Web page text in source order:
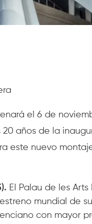
el 6 de
20 años de la
este nuevo
El Palau de les
mundial de
con mayor